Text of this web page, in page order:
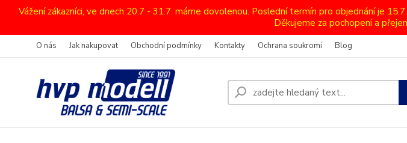
Vážení zákazníci, ve dnech 20.7 - 31.7. máme dovolenou. Poslední termín pro objednání je
Děkujeme za pochopení a
O nás Jak nakupovat Obchodní podmínky Kontakty Ochrana soukromí Blog